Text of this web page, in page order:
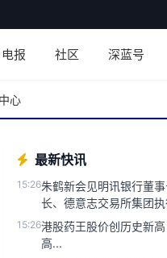
电报 社区 深蓝号
心
最新快讯
15:26朱鹤新会见明讯银行董
长、德意志交易所集团
曼。双方就金融合作、市
15:26港股药王股价创历史新
高...